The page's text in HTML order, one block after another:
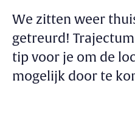
We zitten weer
getreurd!
tip voor je om de
mogelijk door te